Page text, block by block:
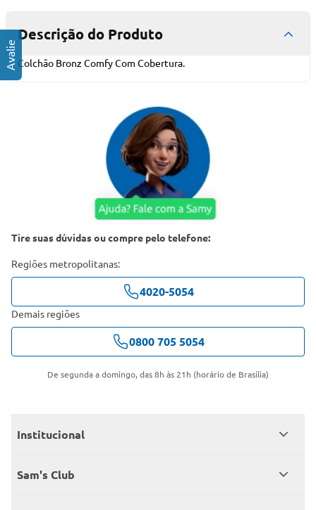
Descrição do Produto
Colchão Bronz Comfy Com Cobertura.
Tire suas dúvidas ou compre pelo telefone:
Regiões metropolitanas:
4020-5054
Demais regiões
0800 705 5054
De segunda a domingo, das 8h às 21h (horário de Brasília)
Institucional
Quem somos
Sam's Club